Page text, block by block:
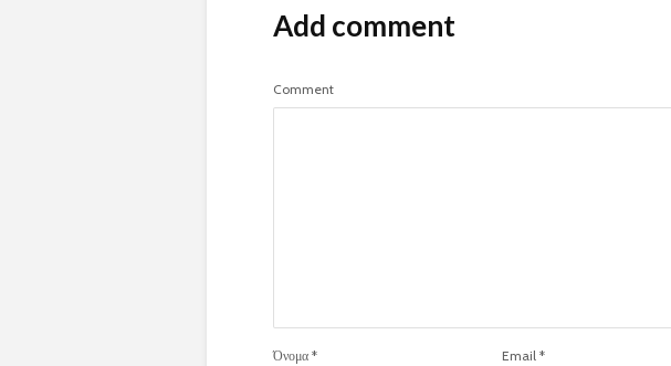
Add comment
Comment
Όνομα * Email *